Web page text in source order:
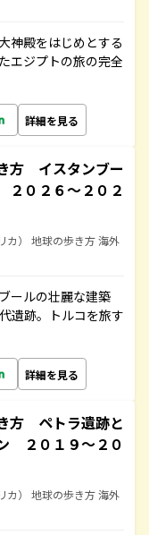
神殿をはじめとする
エジプトの旅の完全
詳細を見る
方 イスタンブー
０２６～２０２
カ） 地球の歩き方 海外
ールの壮麗な建築
遺跡。トルコを旅す
詳細を見る
方 ペトラ遺跡と
２０１９～２０
カ） 地球の歩き方 海外